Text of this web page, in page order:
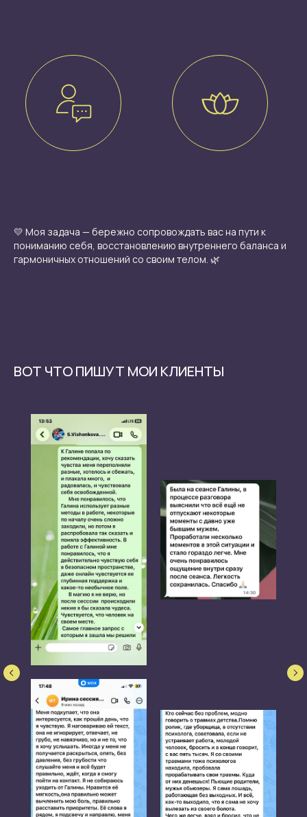
💛 Моя задача — бережно сопровождать вас на пути к
пониманию себя, восстановлению внутреннего баланса и
гармоничных отношений со своим телом. 🌿
ВОТ ЧТО ПИШУТ МОИ КЛИЕНТЫ